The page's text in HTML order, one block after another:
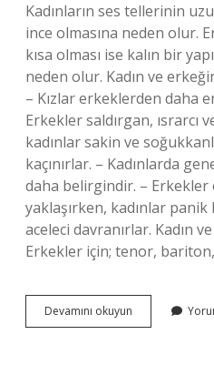
Kadınların ses tellerinin
ince olmasına neden olur.
kısa olması ise kalın bir
neden olur. Kadın ve
– Kızlar erkeklerden daha
Erkekler saldırgan, ısrarcı
kadınlar sakin ve
kaçınırlar. – Kadınlarda
daha belirgindir. – Erkekler
yaklaşırken, kadınlar
aceleci davranırlar. Kadın
Erkekler için; tenor,
Devamını okuyun
Ve